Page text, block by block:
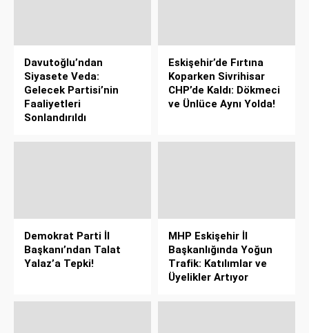
Davutoğlu’ndan
Siyasete Veda:
Gelecek Partisi’nin
Faaliyetleri
Sonlandırıldı
Eskişehir’de Fırtına
Koparken Sivrihisar
CHP’de Kaldı: Dökmeci
ve Ünlüce Aynı Yolda!
Demokrat Parti İl
Başkanı’ndan Talat
Yalaz’a Tepki!
MHP Eskişehir İl
Başkanlığında Yoğun
Trafik: Katılımlar ve
Üyelikler Artıyor